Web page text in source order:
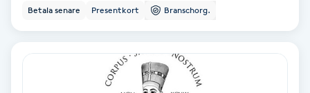
Fransar
Betala senare Presentkort Branschorg.